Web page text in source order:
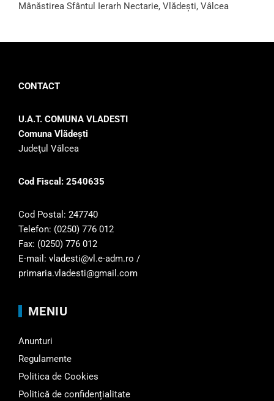
Mânăstirea Sfântul Ierarh Nectarie, Vlădești, Vâlcea
CONTACT
U.A.T. COMUNA VLADESTI
Comuna Vlădeşti
Judeţul Vâlcea
Cod Fiscal: 2540635
Cod Postal: 247740
Telefon: (0250) 776 012
Fax: (0250) 776 012
E-mail: vladesti@vl.e-adm.ro /
primaria.vladesti@gmail.com
MENIU
Anunturi
Regulamente
Politica de Cookies
Politică de confidențialitate